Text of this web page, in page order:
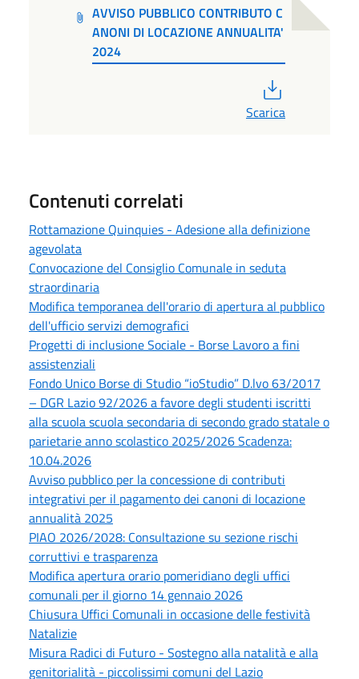
AVVISO PUBBLICO CONTRIBUTO C
ANONI DI LOCAZIONE ANNUALITA'
2024
Scarica
Contenuti correlati
Rottamazione Quinquies - Adesione alla definizione
agevolata
Convocazione del Consiglio Comunale in seduta
straordinaria
Modifica temporanea dell'orario di apertura al pubblico
dell'ufficio servizi demografici
Progetti di inclusione Sociale - Borse Lavoro a fini
assistenziali
Fondo Unico Borse di Studio “ioStudio” D.lvo 63/2017
– DGR Lazio 92/2026 a favore degli studenti iscritti
alla scuola scuola secondaria di secondo grado statale o
parietarie anno scolastico 2025/2026 Scadenza:
10.04.2026
Avviso pubblico per la concessione di contributi
integrativi per il pagamento dei canoni di locazione
annualità 2025
PIAO 2026/2028: Consultazione su sezione rischi
corruttivi e trasparenza
Modifica apertura orario pomeridiano degli uffici
comunali per il giorno 14 gennaio 2026
Chiusura Uffici Comunali in occasione delle festività
Natalizie
Misura Radici di Futuro - Sostegno alla natalità e alla
genitorialità - piccolissimi comuni del Lazio